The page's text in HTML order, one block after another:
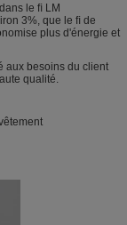
le ﬁ LM
3%, que le ﬁ de
plus d'énergie et
aux besoins du client
qualité.